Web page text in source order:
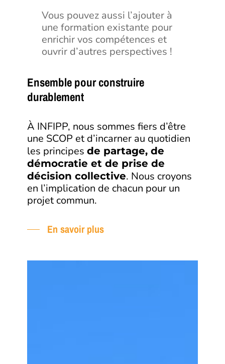
Vous pouvez aussi l’ajouter à
une formation existante pour
enrichir vos compétences et
ouvrir d’autres perspectives !
Ensemble pour construire
durablement
À INFIPP, nous sommes fiers d’être
une SCOP et d’incarner au quotidien
les principesde partage, de
démocratie et de prise de
décision collective. Nous croyons
en l’implication de chacun pour un
projet commun.
En savoir plus